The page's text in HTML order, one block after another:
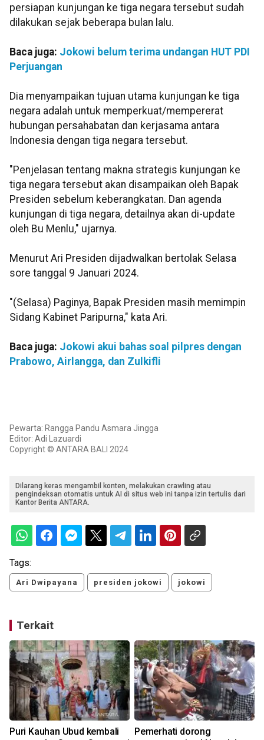
persiapan kunjungan ke tiga negara tersebut sudah
dilakukan sejak beberapa bulan lalu.
Baca juga: Jokowi belum terima undangan HUT PDI
Perjuangan
Dia menyampaikan tujuan utama kunjungan ke tiga
negara adalah untuk memperkuat/mempererat
hubungan persahabatan dan kerjasama antara
Indonesia dengan tiga negara tersebut.
"Penjelasan tentang makna strategis kunjungan ke
tiga negara tersebut akan disampaikan oleh Bapak
Presiden sebelum keberangkatan. Dan agenda
kunjungan di tiga negara, detailnya akan di-update
oleh Bu Menlu," ujarnya.
Menurut Ari Presiden dijadwalkan bertolak Selasa
sore tanggal 9 Januari 2024.
"(Selasa) Paginya, Bapak Presiden masih memimpin
Sidang Kabinet Paripurna," kata Ari.
Baca juga: Jokowi akui bahas soal pilpres dengan
Prabowo, Airlangga, dan Zulkifli
Pewarta: Rangga Pandu Asmara Jingga
Editor: Adi Lazuardi
Copyright © ANTARA BALI 2024
Dilarang keras mengambil konten, melakukan crawling atau
pengindeksan otomatis untuk AI di situs web ini tanpa izin tertulis dari
Kantor Berita ANTARA.
Tags:
Ari Dwipayana presiden jokowi jokowi
Terkait
Puri Kauhan Ubud kembali
Pemerhati dorong